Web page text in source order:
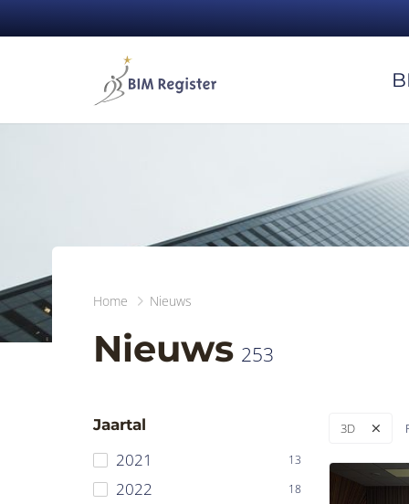
Home Nieuws
Nieuws 253
Jaartal
2021 13
2022 18
3D